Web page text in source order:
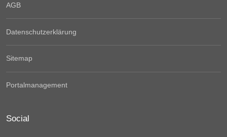
AGB
Datenschutzerklärung
Sitemap
Portalmanagement
Social